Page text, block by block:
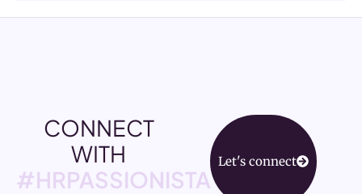
CONNECT
WITH
#HRPASSIONISTA
Let's connect